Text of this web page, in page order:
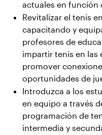
actuales en función
Revitalizar el tenis
capacitando y
profesores de
impartir tenis en las
promover
oportunidades de
Introduzca a los
en equipo a través
programación de
intermedia y